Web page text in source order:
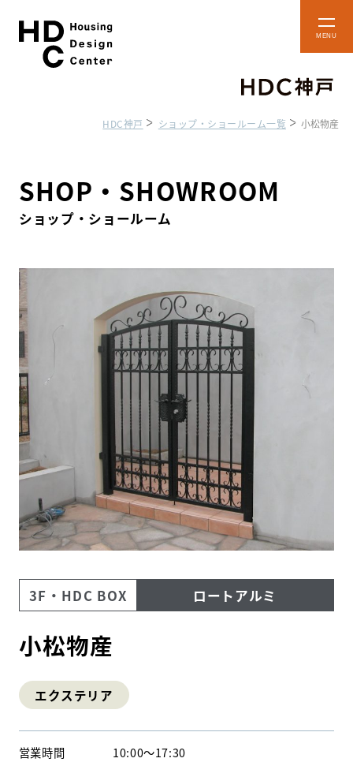
メ
を
閉
本
文
HDC
インフォーメーション
ショップ・
ショールームニュース
イベント情報
住まいの
相談サービス
リフォーム
会社ナビ
住まいのコラム
HDC BOX
HDC神戸 ショップ・ショールーム一覧 小松物産
SHOP・SHOWROOM
ショップ・ショールーム
3F・HDC BOX ロートアルミ
小松物産
エクステリア
営業時間 10:00〜17:30